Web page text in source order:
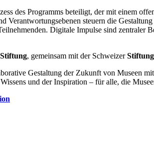
des Programms beteiligt, der mit einem
Verantwortungsebenen steuern die
Digitale Impulse sind
, gemeinsam mit der Schweizer
Gestaltung der Zukunft von Museen
und der Inspiration – für alle, die